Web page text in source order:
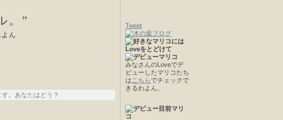
。”
ん
。あなたはどう？
Tweet
みなさんのLoveでデ
ビューしたマリコたち
はこちら でチェックで
きるわよん。